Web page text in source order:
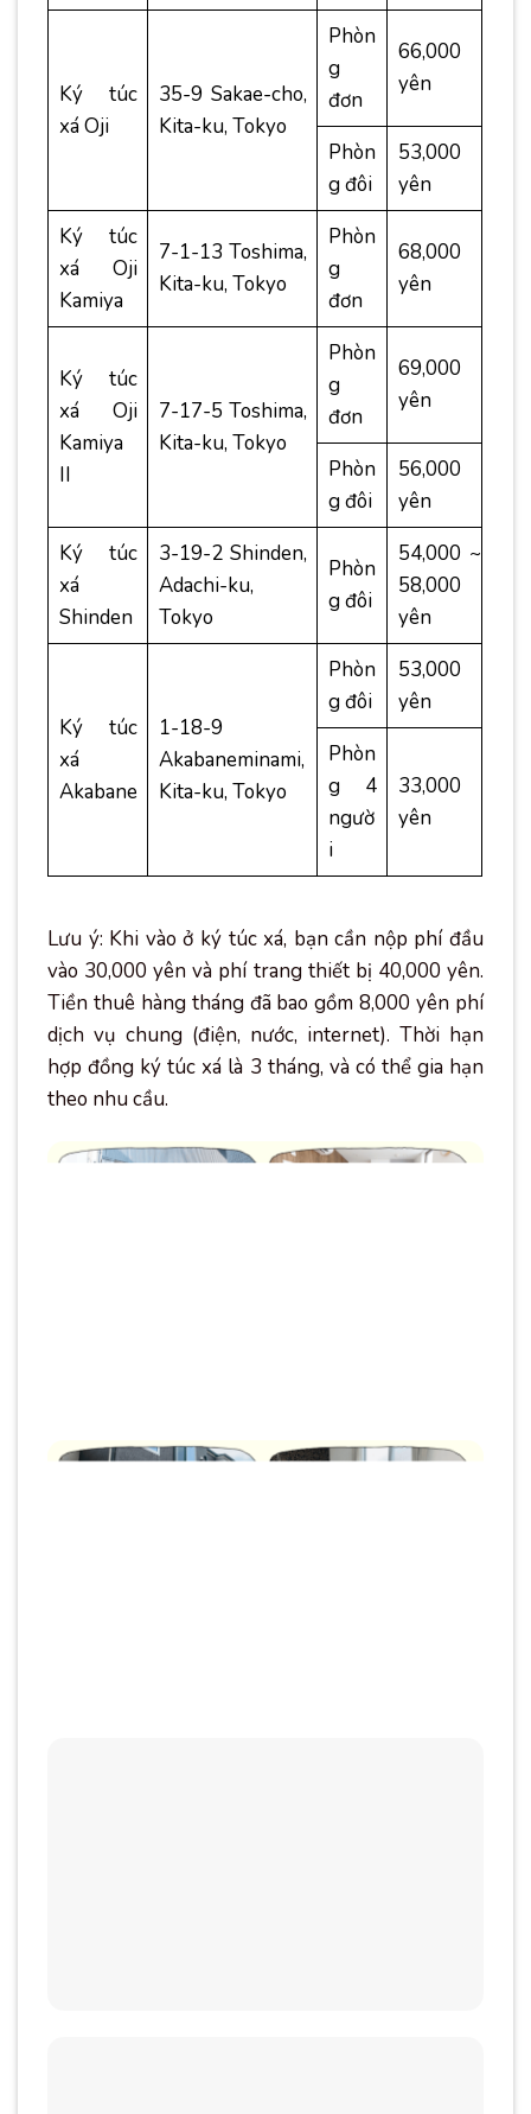
Ký túc
xá Oji
35-9 Sakae-cho,
Kita-ku, Tokyo
Phòn
g
đơn
66,000
yên
Phòn
g đôi
53,000
yên
Ký túc
xá Oji
Kamiya
7-1-13 Toshima,
Kita-ku, Tokyo
Phòn
g
đơn
68,000
yên
Ký túc
xá Oji
Kamiya
II
7-17-5 Toshima,
Kita-ku, Tokyo
Phòn
g
đơn
69,000
yên
Phòn
g đôi
56,000
yên
Ký túc
xá
Shinden
3-19-2 Shinden,
Adachi-ku,
Tokyo
Phòn
g đôi
54,000 ~
58,000
yên
Ký túc
xá
Akabane
1-18-9
Akabaneminami,
Kita-ku, Tokyo
Phòn
g đôi
53,000
yên
Phòn
g 4
ngườ
i
33,000
yên
Lưu ý: Khi vào ở ký túc xá, bạn cần nộp phí đầu
vào 30,000 yên và phí trang thiết bị 40,000 yên.
Tiền thuê hàng tháng đã bao gồm 8,000 yên phí
dịch vụ chung (điện, nước, internet). Thời hạn
hợp đồng ký túc xá là 3 tháng, và có thể gia hạn
theo nhu cầu.